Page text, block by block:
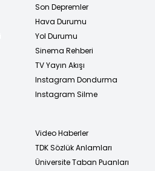
Son Depremler
Hava Durumu
Yol Durumu
Sinema Rehberi
TV Yayın Akışı
Instagram Dondurma
Instagram Silme
Video Haberler
TDK Sözlük Anlamları
Üniversite Taban Puanları